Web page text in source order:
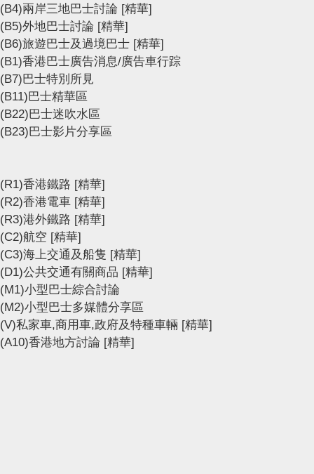
(B4)兩岸三地巴士討論 [精華]
(B5)外地巴士討論 [精華]
(B6)旅遊巴士及過境巴士 [精華]
(B1)香港巴士廣告消息/廣告車行踪
(B7)巴士特別所見
(B11)巴士精華區
(B22)巴士迷吹水區
(B23)巴士影片分享區
(R1)香港鐵路 [精華]
(R2)香港電車 [精華]
(R3)港外鐵路 [精華]
(C2)航空 [精華]
(C3)海上交通及船隻 [精華]
(D1)公共交通有關商品 [精華]
(M1)小型巴士綜合討論
(M2)小型巴士多媒體分享區
(V)私家車,商用車,政府及特種車輛 [精華]
(A10)香港地方討論 [精華]